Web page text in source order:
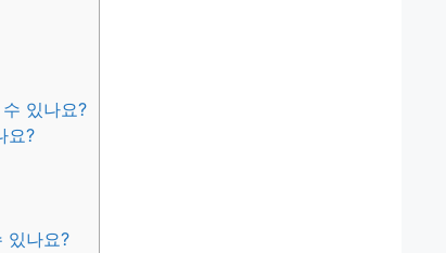
있나요?
요?
있나요?